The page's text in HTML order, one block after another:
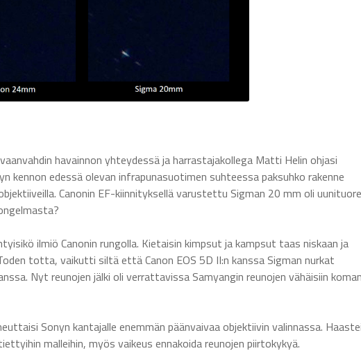
havainnon yhteydessä ja harrastajakollega Matti Helin ohjasi
kennon edessä olevan infrapunasuotimen suhteessa paksuhko rakenne
Canonin EF-kiinnityksellä varustettu Sigman 20 mm oli
ilmiö Canonin rungolla. Kietaisin kimpsut ja kampsut taas niskaan ja
totta, vaikutti siltä että Canon EOS 5D II:n kanssa Sigman nurkat
Nyt reunojen jälki oli verrattavissa Samyangin reunojen vähäisiin
Sonyn kantajalle enemmän päänvaivaa objektiivin valinnassa.
malleihin, myös vaikeus ennakoida reunojen piirtokykyä.